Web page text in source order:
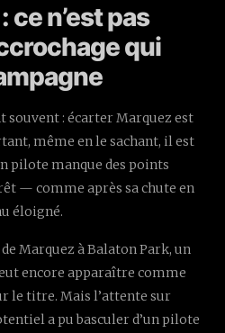
ce n’est pas
qui
souvent : écarter Marquez est
même en le sachant, il est
pilote manque des points
— comme après sa chute en
éloigné.
Marquez à Balaton Park, un
encore apparaître comme
le titre. Mais l’attente sur
a pu basculer d’un pilote